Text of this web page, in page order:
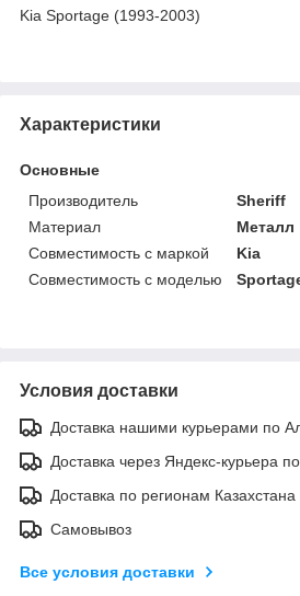
Kia Sportage (1993-2003)
Характеристики
Основные
Производитель
Sheriff
Материал
Металл
Совместимость с маркой
Kia
Совместимость с моделью
Условия доставки
Доставка нашими курьерами по
Доставка через Яндекс-курьера
Доставка по регионам Казахстана
Самовывоз
Все условия доставки